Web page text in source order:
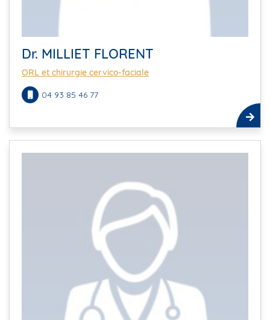
Dr. MILLIET FLORENT
ORL et chirurgie cervico-faciale
04 93 85 46 77